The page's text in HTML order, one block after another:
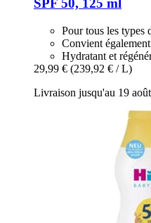
SPF 50, 125 ml
Pour tous les types
Convient
Hydratant et
29,99 € (239,92 € / L)
Livraison jusqu'au 19 août